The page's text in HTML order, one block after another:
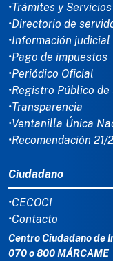
•Trámites y Servicios
•Directorio de
•Información judicial
•Pago de impuestos
•Periódico Oficial
•Registro Público
•Transparencia
•Ventanilla Única
•Recomendación 21/
Ciudadano
•CECOCI
•Contacto
Centro Ciudadano de
070 o 800 MÁRCAME